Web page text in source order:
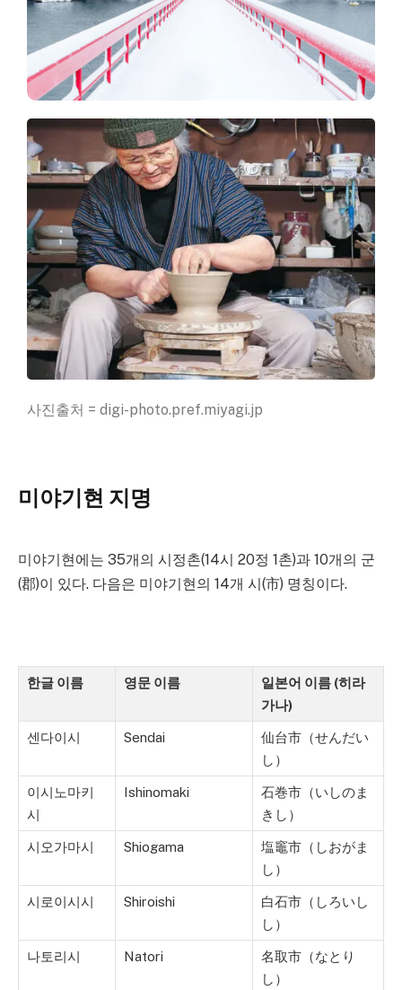
사진출처 = digi-photo.pref.miyagi.jp
미야기현 지명
미야기현에는 35개의 시정촌(14시 20정 1촌)과 10개의 군
(郡)이 있다. 다음은 미야기현의 14개 시(市) 명칭이다.
한글 이름 영문 이름
일본어 이름 (히라
가나)
센다이시 Sendai
仙台市（せんだい
し）
이시노마키
시
Ishinomaki
石巻市（いしのま
きし）
시오가마시 Shiogama
塩竈市（しおがま
し）
시로이시시 Shiroishi
白石市（しろいし
し）
나토리시 Natori
名取市（なとり
し）